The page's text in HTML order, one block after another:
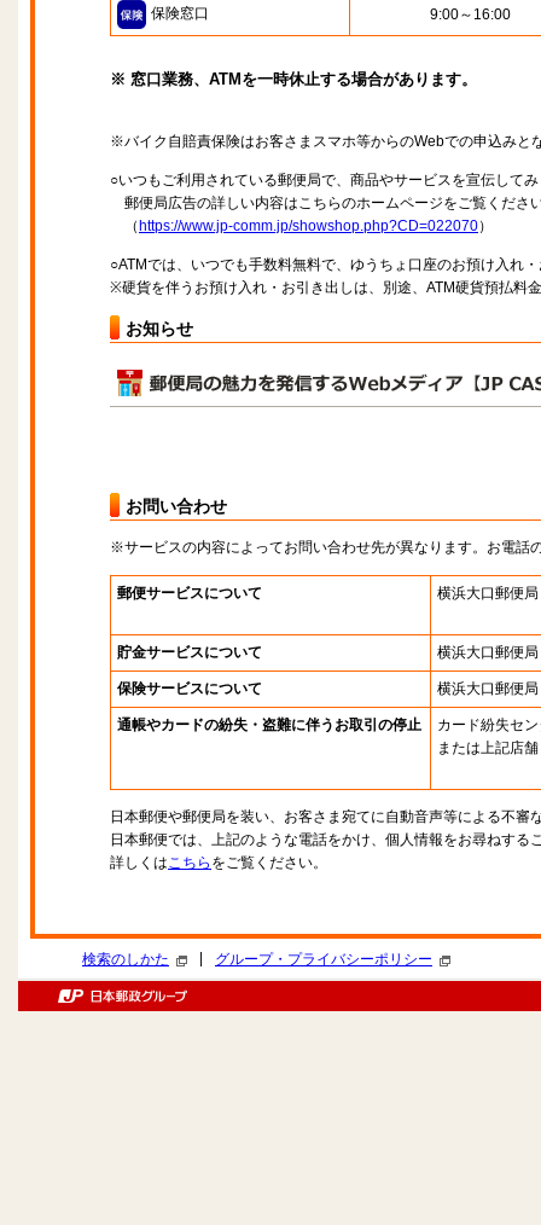
保険窓口 9:00～16:00
※ 窓口業務、ATMを一時休止する場合があります。
※バイク自賠責保険はお客さまスマホ等からのWebでの申込みと
○いつもご利用されている郵便局で、商品やサービスを宣伝して
郵便局広告の詳しい内容はこちらのホームページをご覧くださ
（ https://www.jp-comm.jp/showshop.php?CD=022070）
○ATMでは、いつでも手数料無料で、ゆうちょ口座のお預け入れ
※硬貨を伴うお預け入れ・お引き出しは、別途、ATM硬貨預払料
お知らせ
お問い合わせ
※サービスの内容によってお問い合わせ先が異なります。お電話
郵便サービスについて 横浜大口郵便局
貯金サービスについて 横浜大口郵便局
保険サービスについて 横浜大口郵便局
通帳やカードの紛失・盗難に伴うお取引の停止
カード紛失セ
または上記店舗
日本郵便や郵便局を装い、お客さま宛てに自動音声等による不審
日本郵便では、上記のような電話をかけ、個人情報をお尋ねする
詳しくはこちら をご覧ください。
検索のしかた グループ・プライバシーポリシー